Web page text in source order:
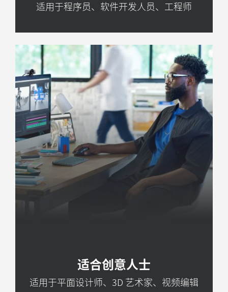
适用于程序员、软件开发人员、工程师
适合创意人士
适用于平面设计师、3D 艺术家、视频编辑